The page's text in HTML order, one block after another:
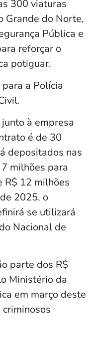
300 viaturas
Grande do Norte,
Pública e
reforçar o
potiguar.
a Polícia
à empresa
é de 30
depositados nas
milhões para
R$ 12 milhões
2025, o
se utilizará
Nacional de
parte dos R$
Ministério da
em março deste